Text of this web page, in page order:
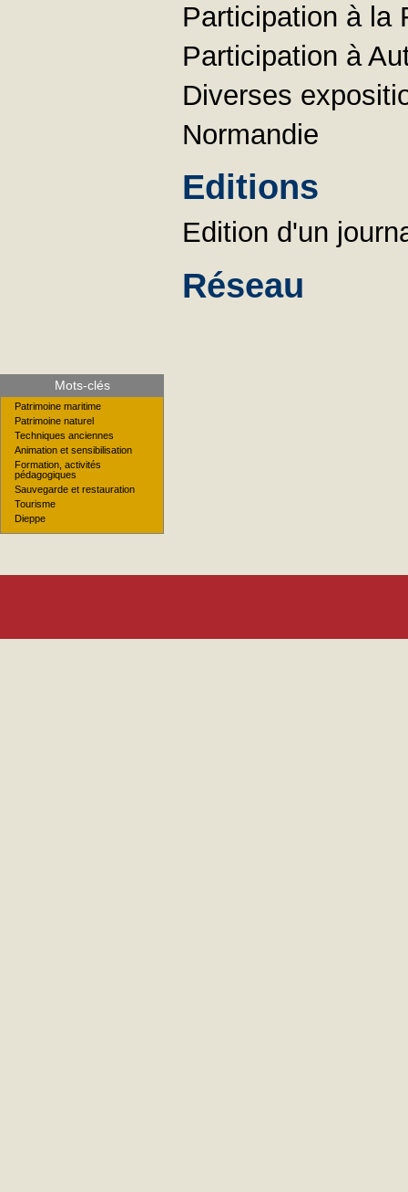
Participation à la
Participation à
Diverses
Normandie
Editions
Edition d'un
Réseau
Mots-clés
Patrimoine maritime
Patrimoine naturel
Techniques anciennes
Animation et sensibilisation
Formation, activités
pédagogiques
Sauvegarde et restauration
Tourisme
Dieppe